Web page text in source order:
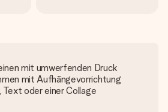
mit umwerfenden Druck
mit Aufhängevorrichtung
oder einer Collage